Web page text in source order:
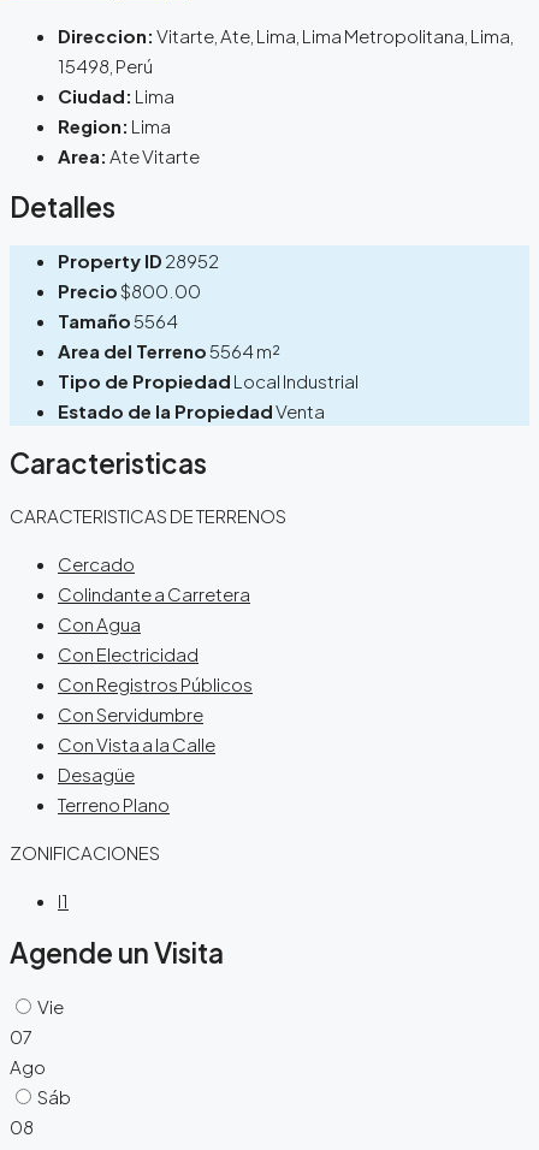
Direccion: Vitarte, Ate, Lima, Lima Metropolitana, Lima,
15498, Perú
Ciudad: Lima
Region: Lima
Area: Ate Vitarte
Detalles
Property ID 28952
Precio$800.00
Tamaño5564
Area del Terreno5564 m²
Tipo de Propiedad Local Industrial
Estado de la PropiedadVenta
Caracteristicas
CARACTERISTICAS DE TERRENOS
Cercado
Colindante a Carretera
Con Agua
Con Electricidad
Con Registros Públicos
Con Servidumbre
Con Vista a la Calle
Desagüe
Terreno Plano
ZONIFICACIONES
I1
Agende un Visita
Vie
07
Ago
Sáb
08